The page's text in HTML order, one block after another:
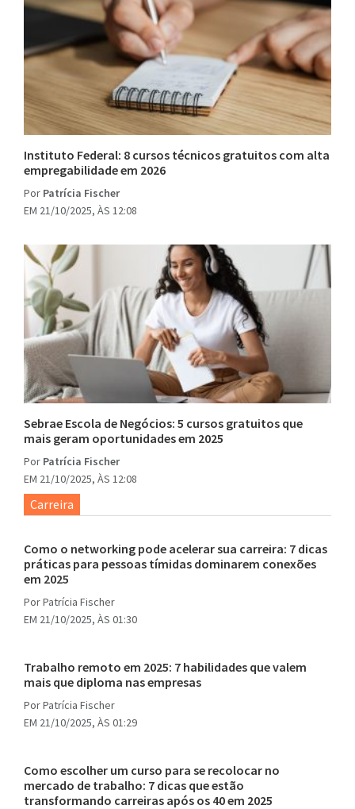
Instituto Federal: 8 cursos técnicos gratuitos com alta
empregabilidade em 2026
Por Patrícia Fischer
EM 21/10/2025, ÀS 12:08
Sebrae Escola de Negócios: 5 cursos gratuitos que
mais geram oportunidades em 2025
Por Patrícia Fischer
EM 21/10/2025, ÀS 12:08
Carreira
Como o networking pode acelerar sua carreira: 7 dicas
práticas para pessoas tímidas dominarem conexões
em 2025
PorPatrícia Fischer
EM 21/10/2025, ÀS 01:30
Trabalho remoto em 2025: 7 habilidades que valem
mais que diploma nas empresas
PorPatrícia Fischer
EM 21/10/2025, ÀS 01:29
Como escolher um curso para se recolocar no
mercado de trabalho: 7 dicas que estão
transformando carreiras após os 40 em 2025